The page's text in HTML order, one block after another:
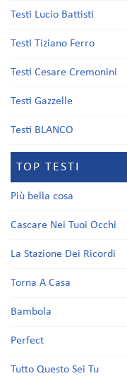
Testi Lucio Battisti
Testi Tiziano Ferro
Testi Cesare Cremonini
Testi Gazzelle
Testi BLANCO
TOP TESTI
Più bella cosa
Cascare Nei Tuoi Occhi
La Stazione Dei Ricordi
Torna A Casa
Bambola
Perfect
Tutto Questo Sei Tu